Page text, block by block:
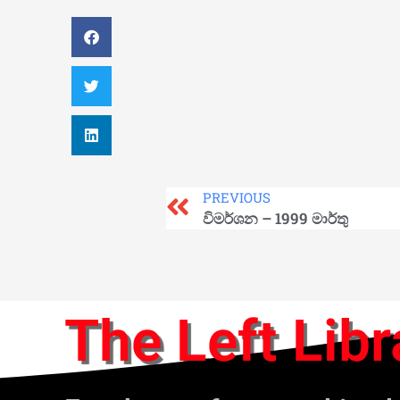
PREVIOUS
විමර්ශන – 1999 මාර්තු
The Left